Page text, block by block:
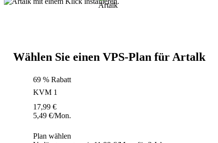
Wählen Sie einen VPS-Plan für Artalk
69 % Rabatt
KVM 1
17,99 €
5,49 €/Mon.
Plan wählen